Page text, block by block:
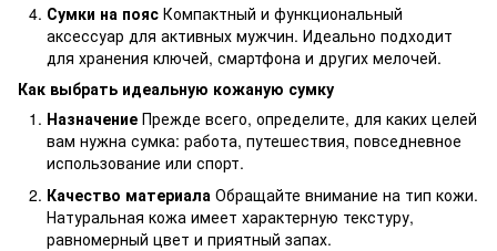
Сумки на пояс Компактный и функциональный
аксессуар для активных мужчин. Идеально подходит
для хранения ключей, смартфона и других мелочей.
Как выбрать идеальную кожаную сумку
Назначение Прежде всего, определите, для каких целей
вам нужна сумка: работа, путешествия, повседневное
использование или спорт.
Качество материала Обращайте внимание на тип кожи.
Натуральная кожа имеет характерную текстуру,
равномерный цвет и приятный запах.